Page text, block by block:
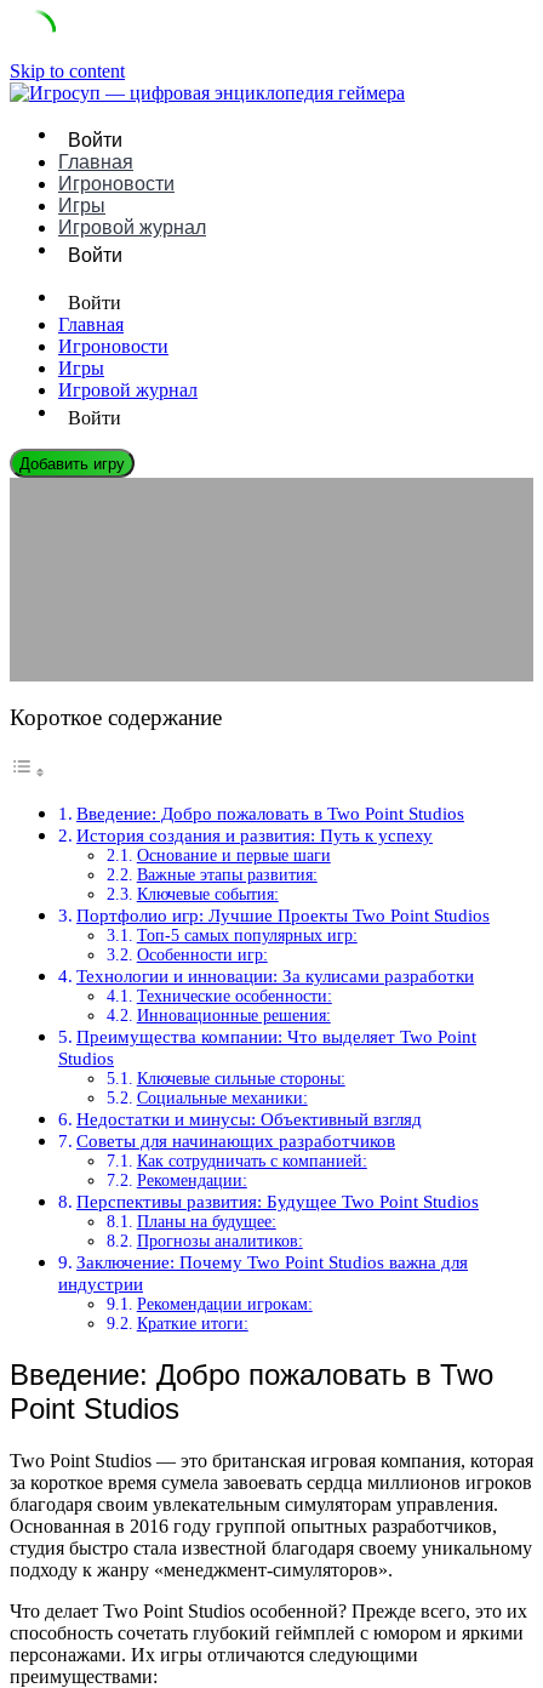
Skip to content
Войти
Главная
Игроновости
Игры
Игровой журнал
Войти
Войти
Главная
Игроновости
Игры
Игровой журнал
Войти
Добавить игру
Короткое содержание
Введение: Добро пожаловать в Two Point Studios
История создания и развития: Путь к успеху
Основание и первые шаги
Важные этапы развития:
Ключевые события:
Портфолио игр: Лучшие Проекты Two Point Studios
Топ-5 самых популярных игр:
Особенности игр:
Технологии и инновации: За кулисами разработки
Технические особенности:
Инновационные решения:
Преимущества компании: Что выделяет Two Point
Studios
Ключевые сильные стороны:
Социальные механики:
Недостатки и минусы: Объективный взгляд
Советы для начинающих разработчиков
Как сотрудничать с компанией:
Рекомендации:
Перспективы развития: Будущее Two Point Studios
Планы на будущее:
Прогнозы аналитиков:
Заключение: Почему Two Point Studios важна для
индустрии
Рекомендации игрокам:
Краткие итоги:
Введение: Добро пожаловать в Two
Point Studios
Two Point Studios — это британская игровая компания, которая
за короткое время сумела завоевать сердца миллионов игроков
благодаря своим увлекательным симуляторам управления.
Основанная в 2016 году группой опытных разработчиков,
студия быстро стала известной благодаря своему уникальному
подходу к жанру «менеджмент-симуляторов».
Что делает Two Point Studios особенной? Прежде всего, это их
способность сочетать глубокий геймплей с юмором и яркими
персонажами. Их игры отличаются следующими
преимуществами: